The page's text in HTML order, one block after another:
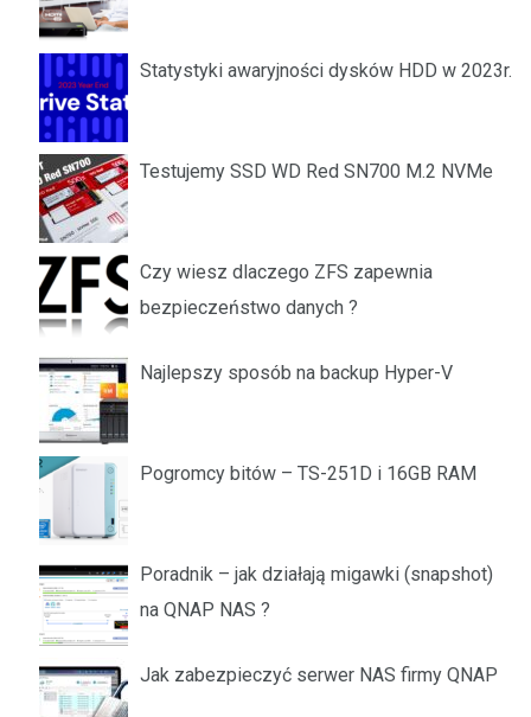
Statystyki awaryjności dysków HDD w 2023r.
Testujemy SSD WD Red SN700 M.2 NVMe
Czy wiesz dlaczego ZFS zapewnia
bezpieczeństwo danych ?
Najlepszy sposób na backup Hyper-V
Pogromcy bitów – TS-251D i 16GB RAM
Poradnik – jak działają migawki (snapshot)
na QNAP NAS ?
Jak zabezpieczyć serwer NAS firmy QNAP